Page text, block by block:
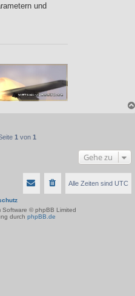
und
1 von 1
Gehe zu
Alle Zeiten sind UTC
Software © phpBB Limited
durch phpBB.de